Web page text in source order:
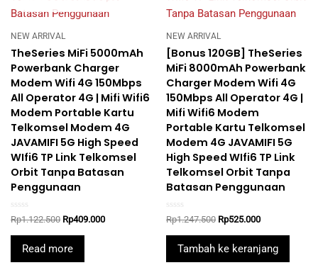
NEW ARRIVAL
TheSeries MiFi 5000mAh
Powerbank Charger
Modem Wifi 4G 150Mbps
All Operator 4G | Mifi Wifi6
Modem Portable Kartu
Telkomsel Modem 4G
JAVAMIFI 5G High Speed
WIfi6 TP Link Telkomsel
Orbit Tanpa Batasan
Penggunaan
Rated
out
Rp1.122.500 Original
Rp1.122.500.
Rp409.000Current
Read more
NEW ARRIVAL
[Bonus 120GB] TheSeries
MiFi 8000mAh Powerbank
Charger Modem Wifi 4G
150Mbps All Operator 4G |
Mifi Wifi6 Modem
Portable Kartu Telkomsel
Modem 4G JAVAMIFI 5G
High Speed WIfi6 TP Link
Telkomsel Orbit Tanpa
Batasan Penggunaan
Rated
out
Rp1.247.500 Original
was:
Rp1.247.500.
Rp525.000Current
is:
Rp525.000.
Tambah ke keranjang